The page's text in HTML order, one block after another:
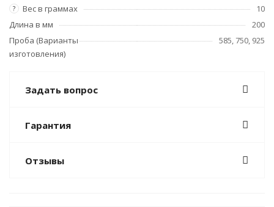
? Вес в граммах
10
Длина в мм
200
Проба (Варианты
изготовления)
585, 750, 925
Задать вопрос
Гарантия
Отзывы